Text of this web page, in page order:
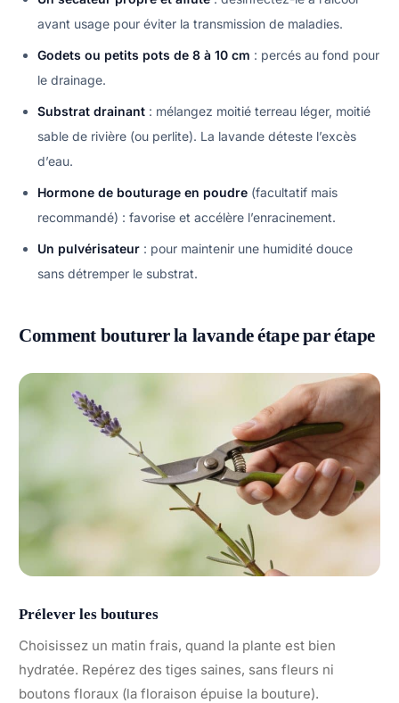
avant usage pour éviter la transmission de maladies.
Godets ou petits pots de 8 à 10 cm : percés au fond pour
le drainage.
Substrat drainant : mélangez moitié terreau léger, moitié
sable de rivière (ou perlite). La lavande déteste l’excès
d’eau.
Hormone de bouturage en poudre (facultatif mais
recommandé) : favorise et accélère l’enracinement.
Un pulvérisateur : pour maintenir une humidité douce
sans détremper le substrat.
Comment bouturer la lavande étape par étape
Prélever les boutures
Choisissez un matin frais, quand la plante est bien
hydratée. Repérez des tiges saines, sans fleurs ni
boutons floraux (la floraison épuise la bouture).